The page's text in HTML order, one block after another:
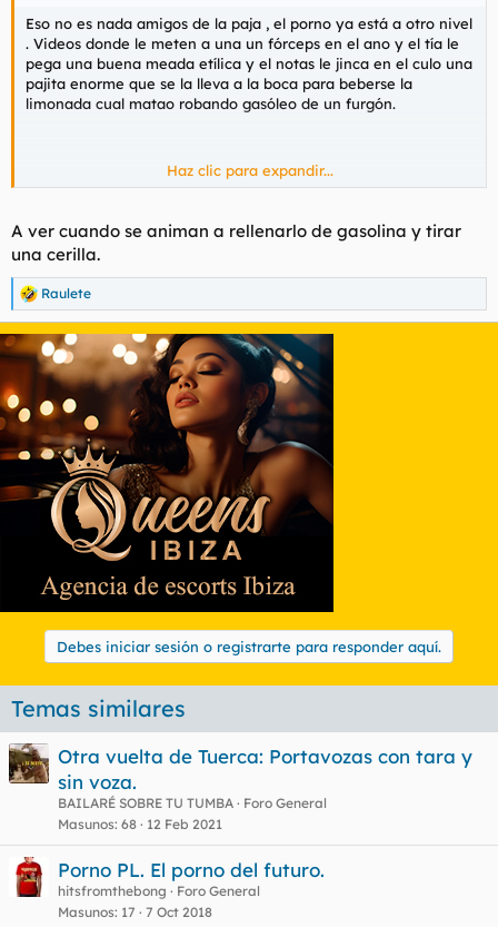
Eso no es nada amigos de la paja , el porno ya está a otro nivel
. Videos donde le meten a una un fórceps en el ano y el tía le
pega una buena meada etílica y el notas le jinca en el culo una
pajita enorme que se la lleva a la boca para beberse la
limonada cual matao robando gasóleo de un furgón.
Haz clic para expandir...
A ver cuando se animan a rellenarlo de gasolina y tirar
una cerilla.
R
e
a
c
o
n
s
Raulete
Debes iniciar sesión o registrarte para responder aquí.
Temas similares
Otra vuelta de Tuerca: Portavozas con tara y
sin voza.
BAILARÉ SOBRE TU TUMBA
Foro General
Masunos 68 12 Feb 2021
Porno PL. El porno del futuro.
hitsfromthebong
Foro General
Masunos 17 7 Oct 2018